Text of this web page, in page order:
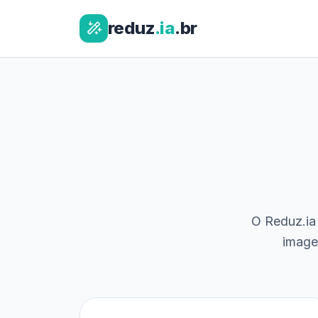
reduz.ia.br
O